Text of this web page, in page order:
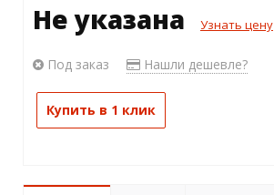
Не указана Узнать цену
Под заказ Нашли дешевле?
Купить в 1 клик